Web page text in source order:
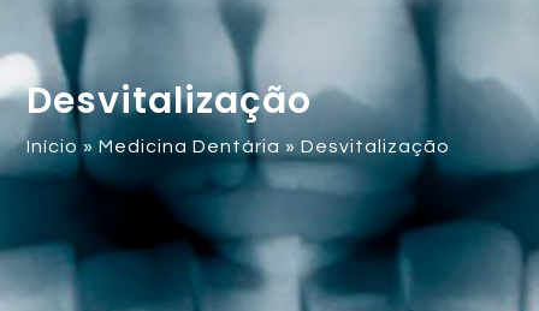
Desvitalização
Início »Medicina Dentária »Desvitalização